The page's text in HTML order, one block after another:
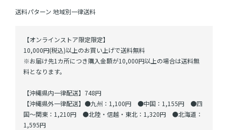
送料パターン 地域別一律送料
【オンラインストア限定限定】
10,000円(税込)以上のお買い上げで送料無料
※お届け先1カ所につき購入金額が10,000円以上の場合は送料無
料となります。
【沖縄県内一律配送】748円
【沖縄県外一律配送】●九州：1,100円 ●中国：1,155円 ●四
国～関東：1,210円 ●北陸・信越・東北：1,320円 ●北海道：
1,595円